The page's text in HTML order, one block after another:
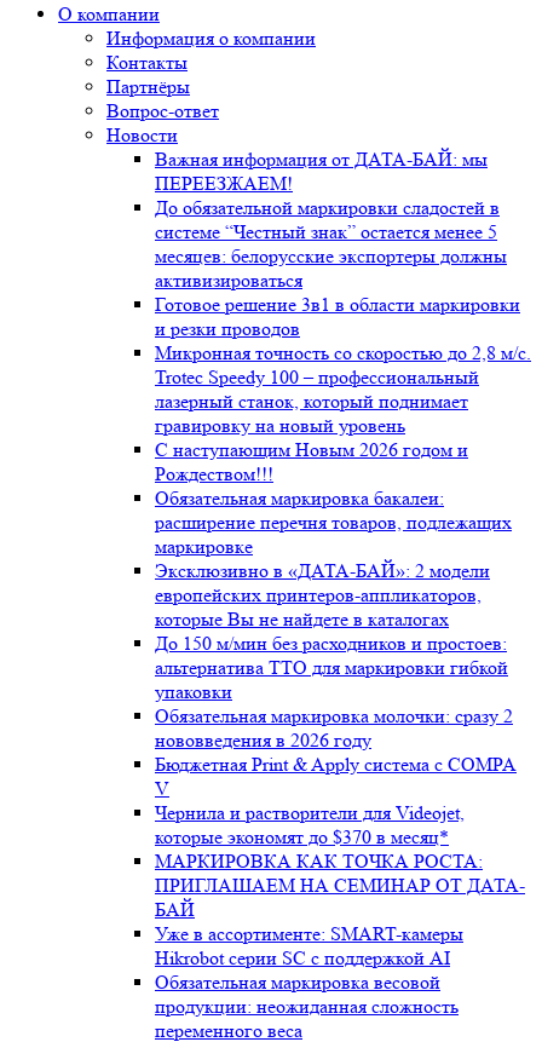
О компании
Информация о компании
Контакты
Партнёры
Вопрос-ответ
Новости
Важная информация от ДАТА-БАЙ: мы
ПЕРЕЕЗЖАЕМ!
До обязательной маркировки сладостей в
системе “Честный знак” остается менее 5
месяцев: белорусские экспортеры должны
активизироваться
Готовое решение 3в1 в области маркировки
и резки проводов
Микронная точность со скоростью до 2,8 м/с.
Trotec Speedy 100 – профессиональный
лазерный станок, который поднимает
гравировку на новый уровень
С наступающим Новым 2026 годом и
Рождеством!!!
Обязательная маркировка бакалеи:
расширение перечня товаров, подлежащих
маркировке
Эксклюзивно в «ДАТА-БАЙ»: 2 модели
европейских принтеров-аппликаторов,
которые Вы не найдете в каталогах
До 150 м/мин без расходников и простоев:
альтернатива ТТО для маркировки гибкой
упаковки
Обязательная маркировка молочки: сразу 2
нововведения в 2026 году
Бюджетная Print & Apply система с COMPA
V
Чернила и растворители для Videojet,
которые экономят до $370 в месяц*
МАРКИРОВКА КАК ТОЧКА РОСТА:
ПРИГЛАШАЕМ НА СЕМИНАР ОТ ДАТА-
БАЙ
Уже в ассортименте: SMART-камеры
Hikrobot серии SC с поддержкой AI
Обязательная маркировка весовой
продукции: неожиданная сложность
переменного веса